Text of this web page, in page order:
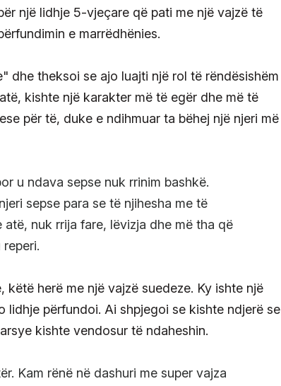
një lidhje 5-vjeçare që pati me një vajzë të
e marrëdhënies.
dhe theksoi se ajo luajti një rol të rëndësishëm
kishte një karakter më të egër dhe më të
për të, duke e ndihmuar ta bëhej një njeri më
u ndava sepse nuk rrinim bashkë.
sepse para se të njihesha me të
nuk rrija fare, lëvizja dhe më tha që
këtë herë me një vajzë suedeze. Ky ishte një
përfundoi. Ai shpjegoi se kishte ndjerë se
kishte vendosur të ndaheshin.
Kam rënë në dashuri me super vajza